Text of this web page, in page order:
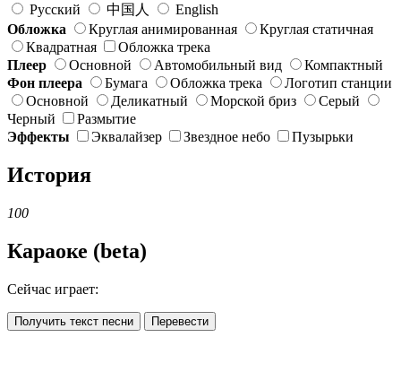
Русский
中国人
English
Обложка
Круглая анимированная
Круглая статичная
Квадратная
Обложка трека
Плеер
Основной Автомобильный вид
Компактный
Фон плеера
Бумага Обложка трека
Логотип станции
Основной
Деликатный Морской бриз
Серый
Черный
Размытие
Эффекты
Эквалайзер Звездное небо Пузырьки
История
100
Караоке (beta)
Сейчас играет:
Получить текст песни Перевести